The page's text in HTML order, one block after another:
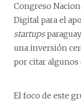
Congreso
Digital para el
startups
una inversión
por citar algunos
El foco de este